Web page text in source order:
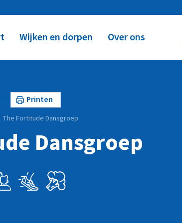
Wijken en dorpen Over ons
Printen
The Fortitude Dansgroep
Dansgroep